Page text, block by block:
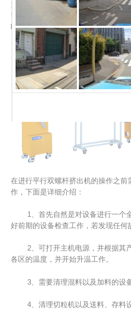
大家一定要注意。那么大家知道在使
需要做什么准备吗？如果不清楚的话
吧。
在进行平行双螺杆挤出机的操作之前
作，下面是详细介绍：
1、首先自然是对设备进行一个
好前期的设备检查工作，若发现任何
2、可打开主机电源，并根据其
各区的温度，并开始升温工作。
3、需要清理混料以及加料的设备
4、清理切粒机以及送料、存料设